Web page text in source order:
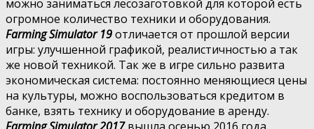
можно заниматься лесозаготовкой для которой есть
огромное количество техники и оборудования.
Farming Simulator 19отличается от прошлой версии
игры: улучшенной графикой, реалистичностью а так
же новой техникой. Так же в игре сильно развита
экономическая система: постоянно меняющиеся цены
на культуры, можно воспользоваться кредитом в
банке, взять технику и оборудование в аренду.